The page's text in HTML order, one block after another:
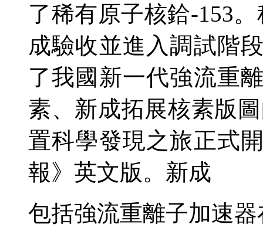
了稀有原子核鉿-153
成驗收並進入調試階
了我國新一代強流重
素、新成拓展核素版
置科學發現之旅正式
報》英文版。新成
包括強流重離子加速